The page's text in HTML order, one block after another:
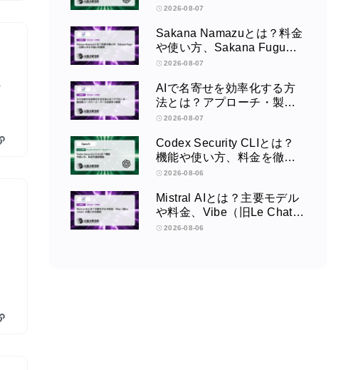
開時期を解説
2026-08-07
Sakana Namazuとは？料金
や使い方、Sakana Fugu・
主要LLMとの違いを解説
2026-08-07
AIで名寄せを効率化する方
法とは？アプローチ・製造
業ユースケース・ツール比
2026-08-07
Codex Security CLIとは？
機能や使い方、料金を徹底
解説
2026-08-06
Mistral AIとは？主要モデル
や料金、Vibe（旧Le Chat）
の使い方を解説
2026-08-06